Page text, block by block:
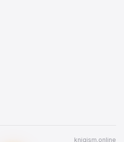
knigism.online